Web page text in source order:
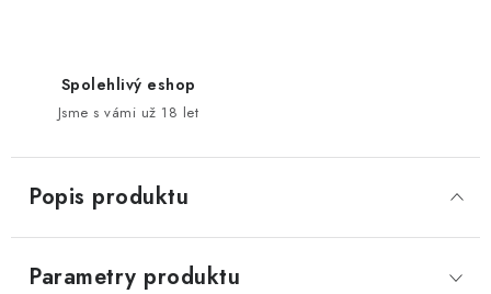
Spolehlivý eshop
Jsme s vámi už 18 let
Popis produktu
Parametry produktu